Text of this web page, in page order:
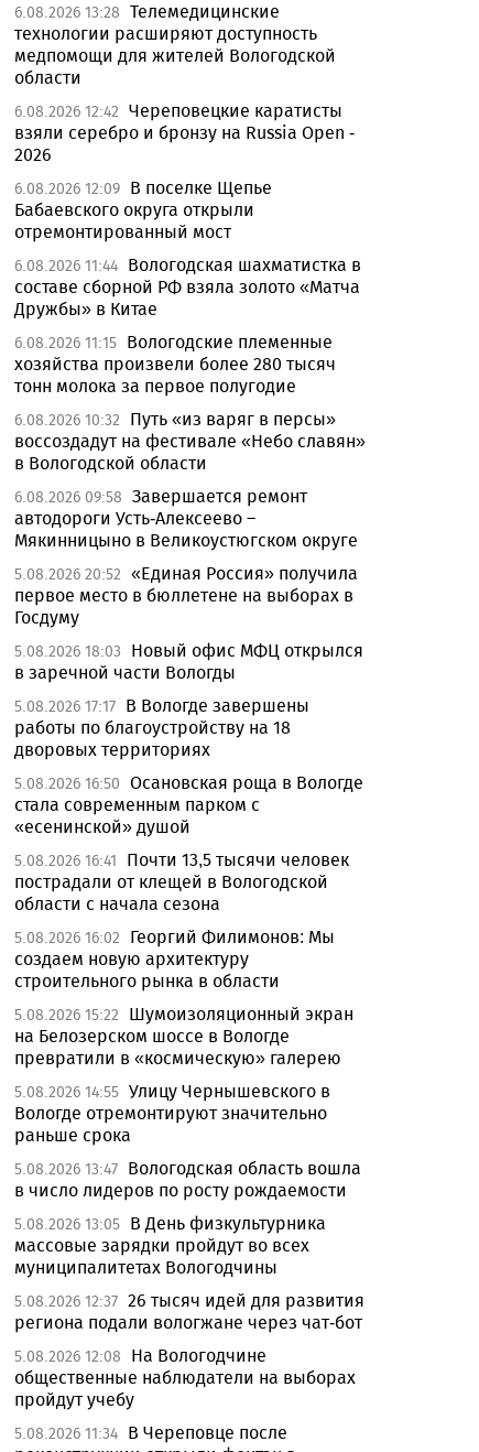
6.08.2026 13:28 Телемедицинские
технологии расширяют доступность
медпомощи для жителей Вологодской
области
6.08.2026 12:42 Череповецкие каратисты
взяли серебро и бронзу на Russia Open -
2026
6.08.2026 12:09 В поселке Щепье
Бабаевского округа открыли
отремонтированный мост
6.08.2026 11:44 Вологодская шахматистка в
составе сборной РФ взяла золото «Матча
Дружбы» в Китае
6.08.2026 11:15 Вологодские племенные
хозяйства произвели более 280 тысяч
тонн молока за первое полугодие
6.08.2026 10:32
Путь «из варяг в персы»
воссоздадут на фестивале «Небо славян»
в Вологодской области
6.08.2026 09:58 Завершается ремонт
автодороги Усть-Алексеево –
Мякинницыно в Великоустюгском округе
5.08.2026 20:52 «Единая Россия» получила
первое место в бюллетене на выборах в
Госдуму
5.08.2026 18:03
Новый офис МФЦ открылся
в заречной части Вологды
5.08.2026 17:17 В Вологде завершены
работы по благоустройству на 18
дворовых территориях
5.08.2026 16:50 Осановская роща в Вологде
стала современным парком с
«есенинской» душой
5.08.2026 16:41
Почти 13,5 тысячи человек
пострадали от клещей в Вологодской
области с начала сезона
5.08.2026 16:02
Георгий Филимонов: Мы
создаем новую архитектуру
строительного рынка в области
5.08.2026 15:22
Шумоизоляционный экран
на Белозерском шоссе в Вологде
превратили в «космическую» галерею
5.08.2026 14:55 Улицу Чернышевского в
Вологде отремонтируют значительно
раньше срока
5.08.2026 13:47 Вологодская область вошла
в число лидеров по росту рождаемости
5.08.2026 13:05 В День физкультурника
массовые зарядки пройдут во всех
муниципалитетах Вологодчины
5.08.2026 12:37 26 тысяч идей для развития
региона подали вологжане через чат-бот
5.08.2026 12:08
На Вологодчине
общественные наблюдатели на выборах
пройдут учебу
5.08.2026 11:34 В Череповце после